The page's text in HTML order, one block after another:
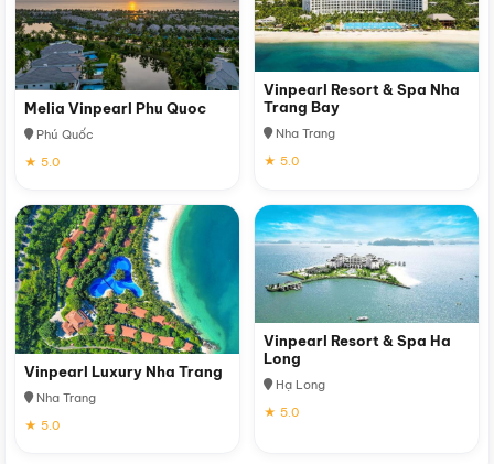
Melia Vinpearl Phu Quoc
Phú Quốc
★ 5.0
Vinpearl Resort & Spa Nha
Trang Bay
Nha Trang
★ 5.0
Vinpearl Luxury Nha Trang
Nha Trang
★ 5.0
Vinpearl Resort & Spa Ha
Long
Hạ Long
★ 5.0